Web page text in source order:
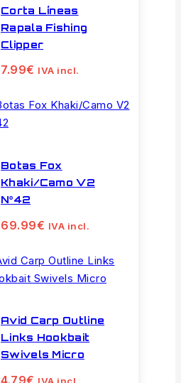
Corta Líneas
Rapala Fishing
Clipper
7.99€ IVA incl.
Botas Fox
Khaki/Camo V2
Nº42
69.99€ IVA incl.
Avid Carp Outline
Links Hookbait
Swivels Micro
4.79€ IVA incl.